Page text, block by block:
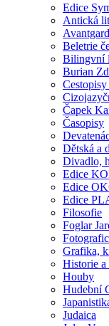
Edice
Antická
Beletrie
Bilingvní
Burian
Čapek
Časopisy
Dětská a
Divadlo,
Edice
Edice
Edice
Filosofie
Foglar
Grafika,
Historie a
Houby
Hudební
Judaica